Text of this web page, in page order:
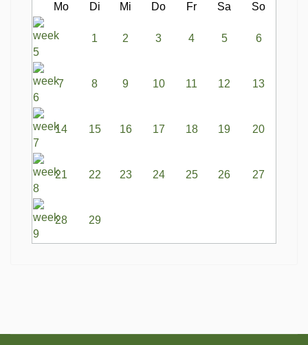
Mo Di Mi Do Fr Sa So
1 2 3 4 5 6
7 8 9 10 11 12 13
14 15 16 17 18 19 20
21 22 23 24 25 26 27
28 29